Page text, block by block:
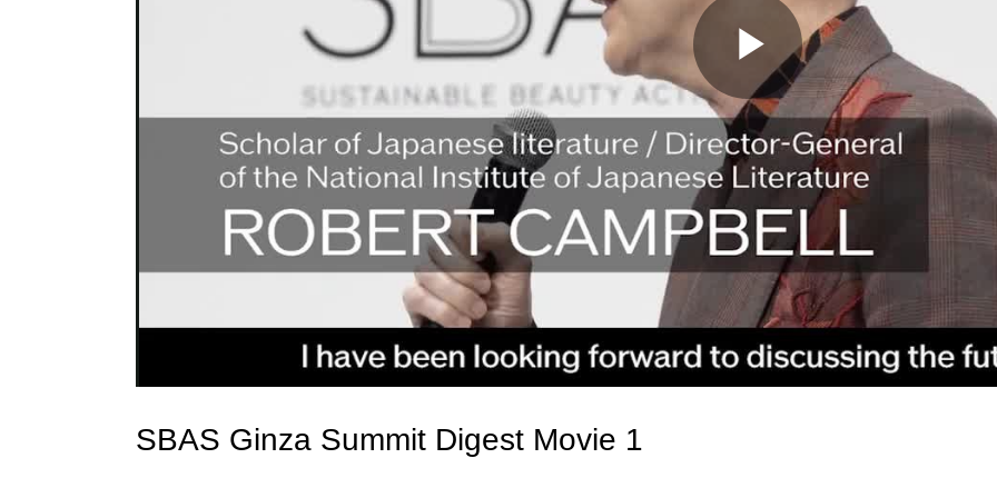
SBAS Ginza Summit Digest Movie 1